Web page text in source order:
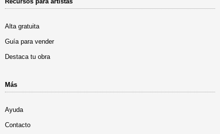
Alta gratuita
Guía para vender
Destaca tu obra
Más
Ayuda
Contacto